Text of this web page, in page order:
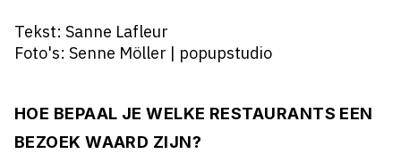
Tekst: Sanne Lafleur
Foto's: Senne Möller | popupstudio
HOE BEPAAL JE WELKE RESTAURANTS EEN
BEZOEK WAARD ZIJN?